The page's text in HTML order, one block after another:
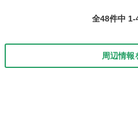
全48件中 1-
周辺情報